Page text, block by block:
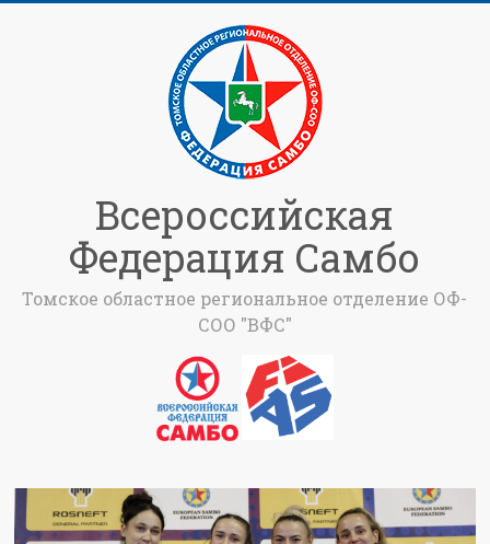
Всероссийская
Федерация Самбо
Томское областное региональное отделение ОФ-
СОО "ВФС"